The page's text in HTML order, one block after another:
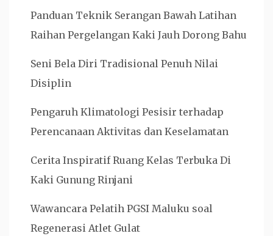
Panduan Teknik Serangan Bawah Latihan
Raihan Pergelangan Kaki Jauh Dorong Bahu
Seni Bela Diri Tradisional Penuh Nilai
Disiplin
Pengaruh Klimatologi Pesisir terhadap
Perencanaan Aktivitas dan Keselamatan
Cerita Inspiratif Ruang Kelas Terbuka Di
Kaki Gunung Rinjani
Wawancara Pelatih PGSI Maluku soal
Regenerasi Atlet Gulat